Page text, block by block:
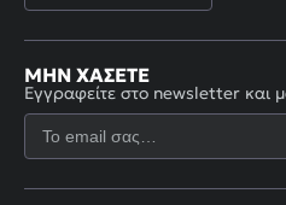
ΜΗΝ ΧΆΣΕΤΕ
Εγγραφείτε στο newsletter και